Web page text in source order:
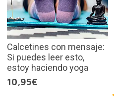
Calcetines con mensaje:
Si puedes leer esto,
estoy haciendo yoga
10,95€